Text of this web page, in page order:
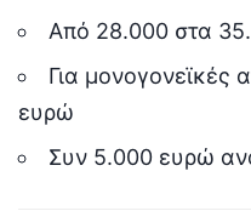
Από 28.000 στα
Για μονογονεϊκές
ευρώ
Συν 5.000 ευρώ